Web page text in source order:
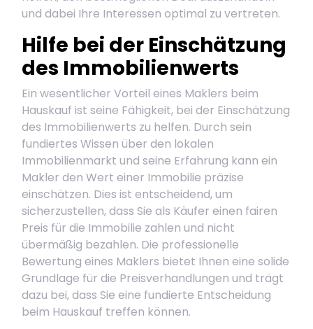
und dabei Ihre Interessen optimal zu vertreten.
Hilfe bei der Einschätzung
des Immobilienwerts
Ein wesentlicher Vorteil eines Maklers beim
Hauskauf ist seine Fähigkeit, bei der Einschätzung
des Immobilienwerts zu helfen. Durch sein
fundiertes Wissen über den lokalen
Immobilienmarkt und seine Erfahrung kann ein
Makler den Wert einer Immobilie präzise
einschätzen. Dies ist entscheidend, um
sicherzustellen, dass Sie als Käufer einen fairen
Preis für die Immobilie zahlen und nicht
übermäßig bezahlen. Die professionelle
Bewertung eines Maklers bietet Ihnen eine solide
Grundlage für die Preisverhandlungen und trägt
dazu bei, dass Sie eine fundierte Entscheidung
beim Hauskauf treffen können.